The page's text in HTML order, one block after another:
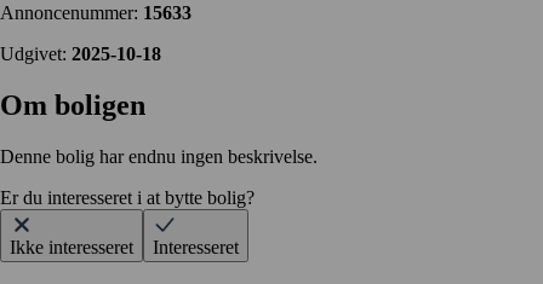
Annoncenummer: 15633
Udgivet: 2025-10-18
Om boligen
Denne bolig har endnu ingen beskrivelse.
Er du interesseret i at bytte bolig?
Ikke interesseret Interesseret